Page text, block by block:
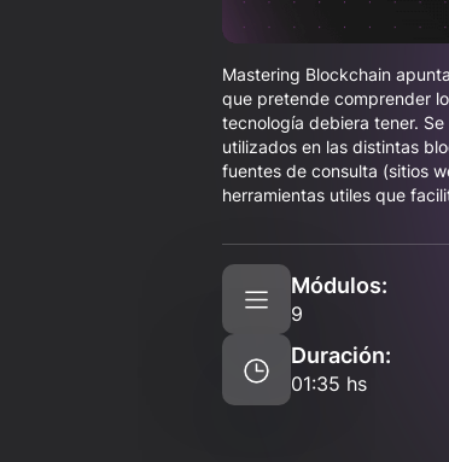
Mastering Blockchain
que pretende comprender
tecnología debiera tener.
utilizados en las distintas
fuentes de consulta (sitios
herramientas utiles que
Módulos:
9
Duración:
01:35 hs